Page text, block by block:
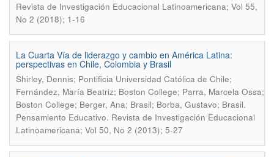
Revista de Investigación Educacional Latinoamericana; Vol 55,
No 2 (2018); 1-16
La Cuarta Vía de liderazgo y cambio en América Latina:
perspectivas en Chile, Colombia y Brasil
Shirley, Dennis; Pontificia Universidad Católica de Chile;
Fernández, María Beatriz; Boston College; Parra, Marcela Ossa;
Boston College; Berger, Ana; Brasil; Borba, Gustavo; Brasil.
Pensamiento Educativo. Revista de Investigación Educacional
Latinoamericana; Vol 50, No 2 (2013); 5-27